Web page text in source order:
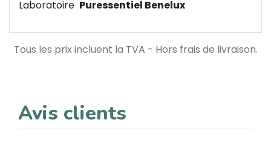
Laboratoire Puressentiel Benelux
Tous les prix incluent la TVA - Hors frais de livraison.
Avis clients